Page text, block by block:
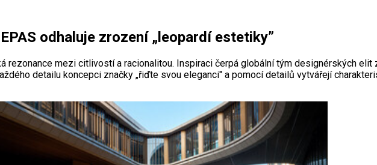
odhaluje zrození „leopardí estetiky”
mezi citlivostí a racionalitou. Inspiraci čerpá globální tým designérských elit
detailu koncepci značky „řiďte svou eleganci" a pomocí detailů vytvářejí